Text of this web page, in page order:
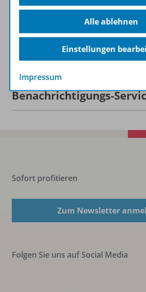
Lizenzbedingungen
Zugehörige Produkte
Benachrichtigungs-
Sofort profitieren
Zum Newsletter
Folgen Sie uns auf Social Media
Alle ablehnen
Einstellungen
Impressum